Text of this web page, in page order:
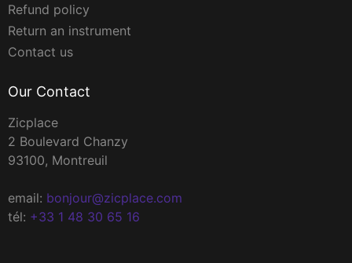
Refund policy
Return an instrument
Contact us
Our Contact
Zicplace
2 Boulevard Chanzy
93100, Montreuil
email: bonjour@zicplace.com
tél: +33 1 48 30 65 16